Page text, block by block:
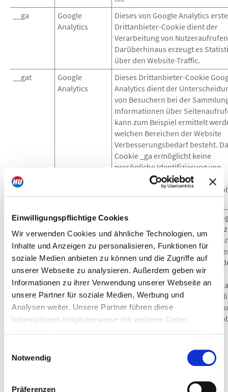
Einwilligungspflichtige Cookies
Wir verwenden Cookies und ähnliche Technologien, um
Inhalte und Anzeigen zu personalisieren, Funktionen für
soziale Medien anbieten zu können und die Zugriffe auf
unserer Webseite zu analysieren. Außerdem geben wir
Informationen zu ihrer Verwendung unserer Webseite an
unsere Partner für soziale Medien, Werbung und
Analysen weiter. Unsere Partner führen diese
Informationen möglicherweise mit weiteren Daten
haben. Dies schließt unter Umständen die Weitergabe
Ihrer Daten in Drittländer ein, denen kein angemessenes
Datenschutzniveau bescheinigt wird. Daher könnten
Notwendig
Präferenzen
__ga
Google
Analytics
Dieses von Google Analytics
Drittanbieter-Cookie dient der
Verarbeitung von
Darüberhinaus erzeugt es
über den Website-Traffic.
__gat
Google
Analytics
Dieses Drittanbieter-Cookie
Analytics dient der
von Besuchern bei der
Informationen über
kann zum Beispiel ermittelt
welchen Bereichen der Website
Verbesserungsbedarf besteht.
Cookie _ga ermöglicht keine
persönliche Identifizierung von
Nutzern, weil keine
personenbezogenen Daten
__gid
Google
Analytics
Dieses Drittanbieter-Cookie
Analytics dient Google Analytics
Überwachung der
bei den Servern des
kann zum Beispiel ermittelt
welchen Bereichen der Website
Verbesserungsbedarf besteht.
Cookie ermöglicht keine
Identifizierung von Nutzern, da
personenbezogenen Daten
Die auf diese Weise erhobenen Daten der Nutzer werden
eine Zuordnung der Daten zum aufrufenden Nutzer nicht